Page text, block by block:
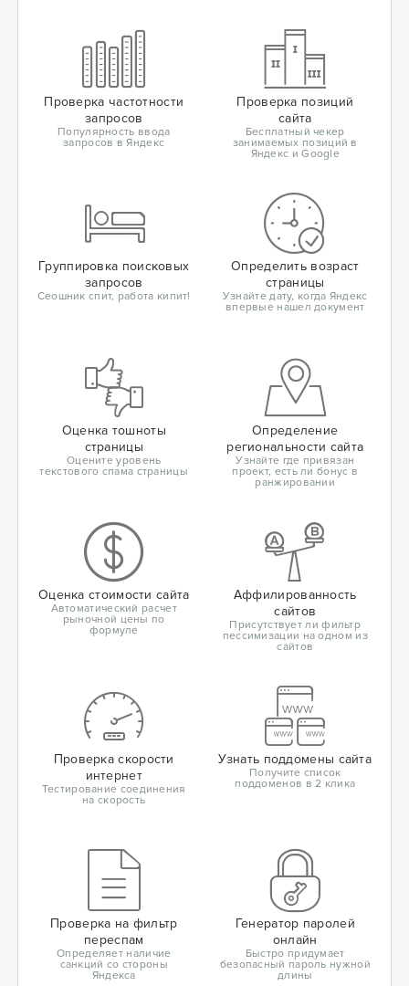
Проверка частотности
запросов
Популярность ввода
запросов в Яндекс
Проверка позиций
сайта
Бесплатный чекер
занимаемых позиций в
Яндекс и Google
Группировка поисковых
запросов
Сеошник спит, работа кипит!
Определить возраст
страницы
Узнайте дату, когда Яндекс
впервые нашел документ
Оценка тошноты
страницы
Оцените уровень
текстового спама страницы
Определение
региональности сайта
Узнайте где привязан
проект, есть ли бонус в
ранжировании
Оценка стоимости сайта
Автоматический расчет
рыночной цены по
формуле
Аффилированность
сайтов
Присутствует ли фильтр
пессимизации на одном из
сайтов
Проверка скорости
интернет
Тестирование соединения
на скорость
Узнать поддомены сайта
Получите список
поддоменов в 2 клика
Проверка на фильтр
переспам
Определяет наличие
санкций со стороны
Яндекса
Генератор паролей
онлайн
Быстро придумает
безопасный пароль нужной
длины